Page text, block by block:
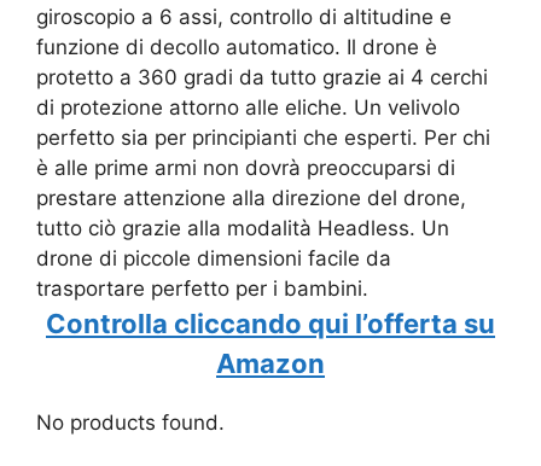
giroscopio a 6 assi, controllo di altitudine e
funzione di decollo automatico. Il drone è
protetto a 360 gradi da tutto grazie ai 4 cerchi
di protezione attorno alle eliche. Un velivolo
perfetto sia per principianti che esperti. Per chi
è alle prime armi non dovrà preoccuparsi di
prestare attenzione alla direzione del drone,
tutto ciò grazie alla modalità Headless. Un
drone di piccole dimensioni facile da
trasportare perfetto per i bambini.
Controlla cliccando qui l’offerta su
Amazon
No products found.